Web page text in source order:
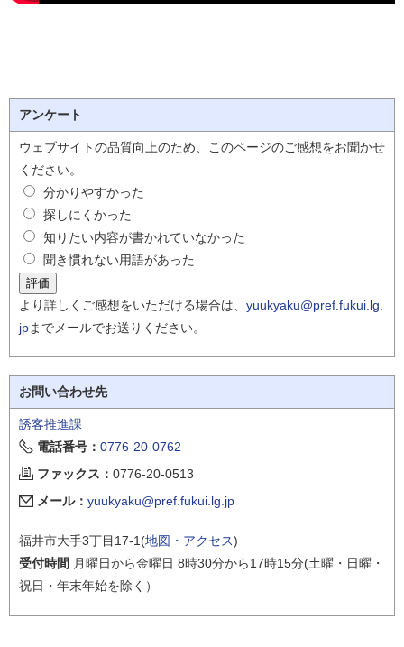
アンケート
ウェブサイトの品質向上のため、このページのご感想をお聞かせ
ください。
分かりやすかった
探しにくかった
知りたい内容が書かれていなかった
聞き慣れない用語があった
より詳しくご感想をいただける場合は、 yuukyaku@pref.fukui.lg.
jpまでメールでお送りください。
お問い合わせ先
誘客推進課
電話番号： 0776-20-0762
ファックス： 0776-20-0513
メール： yuukyaku@pref.fukui.lg.jp
福井市大手3丁目17-1(地図・アクセス)
受付時間 月曜日から金曜日 8時30分から17時15分(土曜・日曜・
祝日・年末年始を除く）